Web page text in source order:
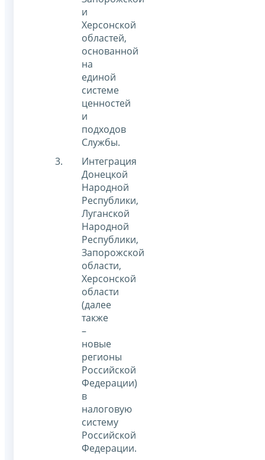
и
Херсонской
областей,
основанной
на
единой
системе
ценностей
и
подходов
Службы.
Интеграция
Донецкой
Народной
Республики,
Луганской
Народной
Республики,
Запорожской
области,
Херсонской
области
(далее
также
–
новые
регионы
Российской
Федерации)
в
налоговую
систему
Российской
Федерации.